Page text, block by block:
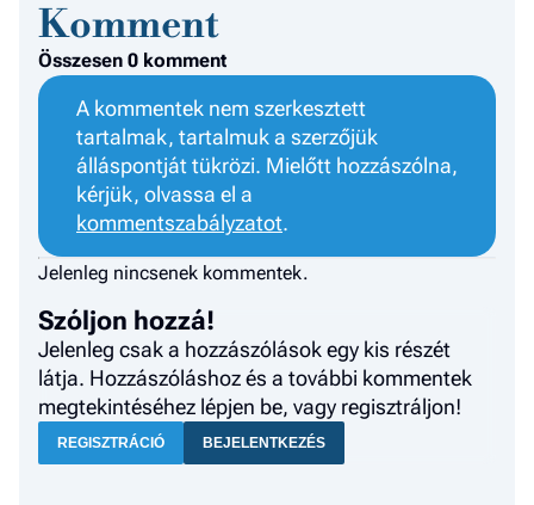
Komment
Összesen 0 komment
A kommentek nem szerkesztett
tartalmak, tartalmuk a szerzőjük
álláspontját tükrözi. Mielőtt hozzászólna,
kérjük, olvassa el a
kommentszabályzatot.
Jelenleg nincsenek kommentek.
Szóljon hozzá!
Jelenleg csak a hozzászólások egy kis részét
látja. Hozzászóláshoz és a további kommentek
megtekintéséhez lépjen be, vagy regisztráljon!
REGISZTRÁCIÓ BEJELENTKEZÉS